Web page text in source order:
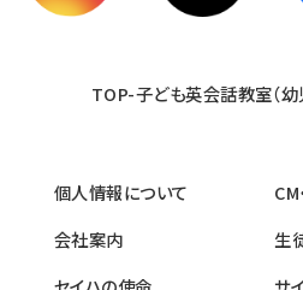
TOP-子ども英会話教室（幼
個人情報について
会社案内
生